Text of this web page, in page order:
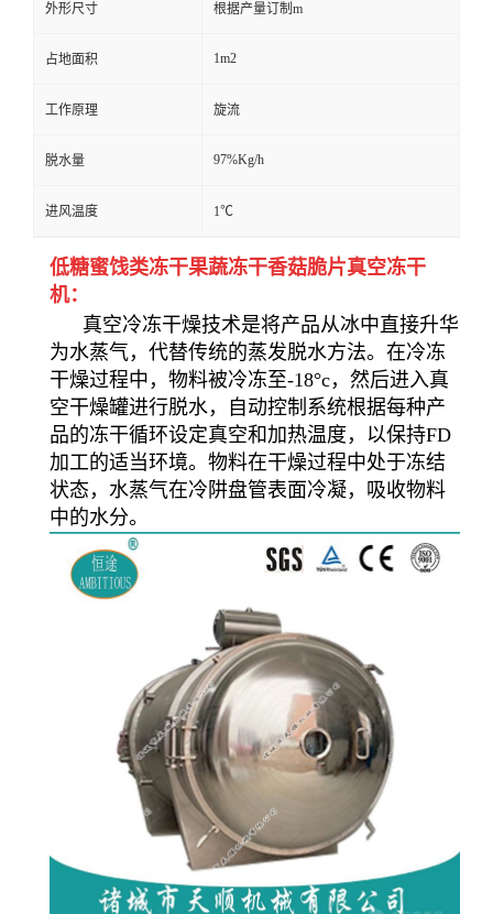
外形尺寸 根据产量订制m
占地面积 1m2
工作原理 旋流
脱水量 97%Kg/h
进风温度 1℃
低糖蜜饯类冻干果蔬冻干香菇脆片真空冻干
机：
真空冷冻干燥技术是将产品从冰中直接升华
为水蒸气，代替传统的蒸发脱水方法。在冷冻
干燥过程中，物料被冷冻至-18°c，然后进入真
空干燥罐进行脱水，自动控制系统根据每种产
品的冻干循环设定真空和加热温度，以保持FD
加工的适当环境。物料在干燥过程中处于冻结
状态，水蒸气在冷阱盘管表面冷凝，吸收物料
中的水分。